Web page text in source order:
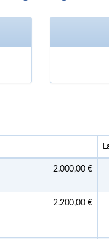
2.000,00 €
2.200,00 €